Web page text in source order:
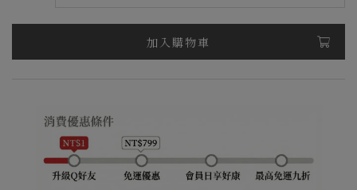
加入購物車